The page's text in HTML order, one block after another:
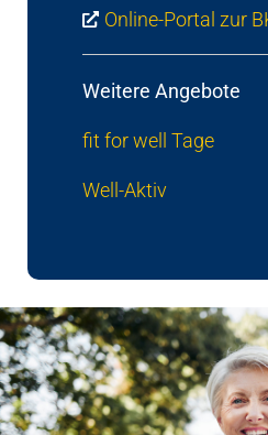
Online-Portal zur
Weitere Angebote
fit for well Tage
Well-Aktiv